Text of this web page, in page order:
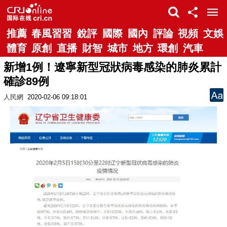
推薦 春風習習 銳評 國際 國內 評論 視頻 文娛
體育 原創 直播 財智 城市 地方 環創 汽車
新增1例！遼寧新型冠狀病毒感染的肺炎累計
確診89例
人民網 2020-02-06 09:18:01